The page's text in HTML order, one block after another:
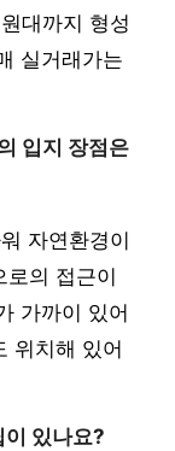
대까지 형성
실거래가는
입지 장점은
자연환경이
의 접근이
가까이 있어
위치해 있어
이 있나요?